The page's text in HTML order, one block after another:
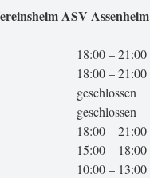
ASV Assenheim
18:00 – 21:00
18:00 – 21:00
geschlossen
geschlossen
18:00 – 21:00
15:00 – 18:00
10:00 – 13:00